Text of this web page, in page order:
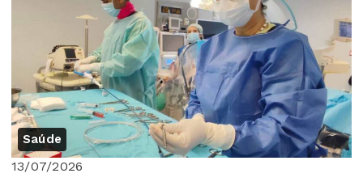
Saúde
13/07/2026